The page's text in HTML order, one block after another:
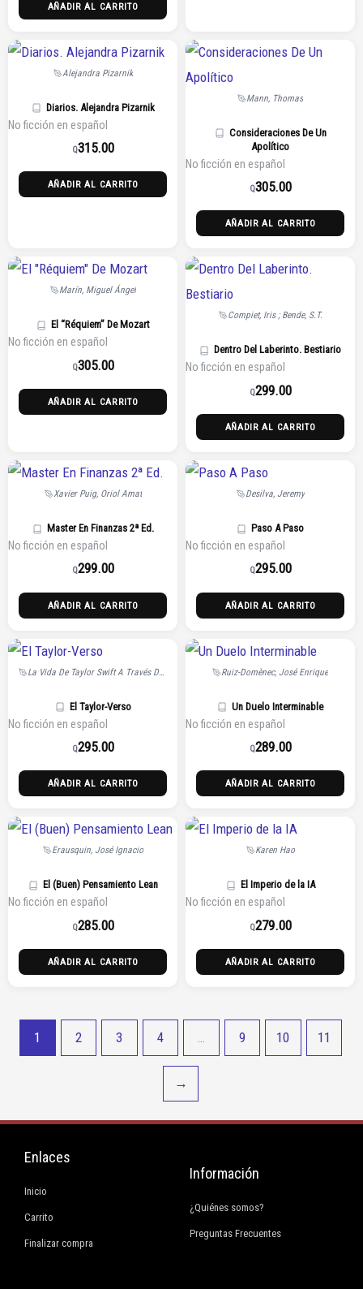
AÑADIR AL CARRITO
Alejandra Pizarnik
Diarios. Alejandra Pizarnik
No ficción en español
Q315.00
AÑADIR AL CARRITO
Mann, Thomas
Consideraciones De Un
Apolítico
No ficción en español
Q305.00
AÑADIR AL CARRITO
Marín, Miguel Ángel
El “Réquiem” De Mozart
No ficción en español
Q305.00
AÑADIR AL CARRITO
Compiet, Iris ; Bende, S.T.
Dentro Del Laberinto. Bestiario
No ficción en español
Q299.00
AÑADIR AL CARRITO
Xavier Puig, Oriol Amat
Master En Finanzas 2ª Ed.
No ficción en español
Q299.00
AÑADIR AL CARRITO
Desilva, Jeremy
Paso A Paso
No ficción en español
Q295.00
AÑADIR AL CARRITO
El Taylor-Verso
No ficción en español
Q295.00
AÑADIR AL CARRITO
Ruiz-Domènec, José Enrique
Un Duelo Interminable
No ficción en español
Q289.00
AÑADIR AL CARRITO
Erausquin, José Ignacio
El (Buen) Pensamiento Lean
No ficción en español
Q285.00
AÑADIR AL CARRITO
Karen Hao
El Imperio de la IA
No ficción en español
Q279.00
AÑADIR AL CARRITO
1 2 3 4 9 10 11
→
Enlaces
Inicio
Carrito
Finalizar compra
Información
¿Quiénes somos?
Preguntas Frecuentes